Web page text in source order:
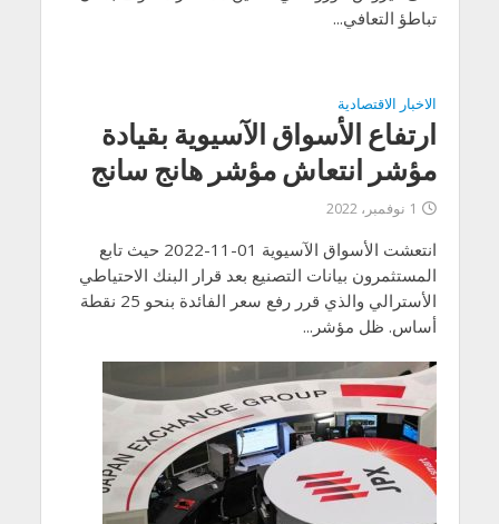
تباطؤ التعافي...
الاخبار الاقتصادية
ارتفاع الأسواق الآسيوية بقيادة
مؤشر انتعاش مؤشر هانج سانج
1 نوفمبر، 2022
انتعشت الأسواق الآسيوية 01-11-2022 حيث تابع
المستثمرون بيانات التصنيع بعد قرار البنك الاحتياطي
الأسترالي والذي قرر رفع سعر الفائدة بنحو 25 نقطة
أساس. ظل مؤشر...